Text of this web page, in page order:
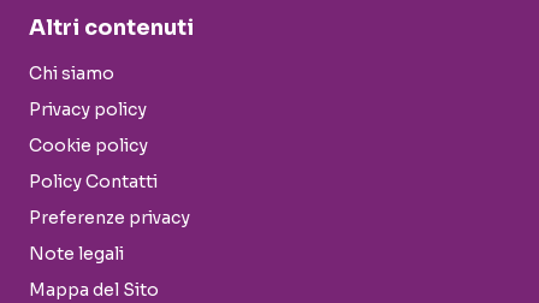
Altri contenuti
Chi siamo
Privacy policy
Cookie policy
Policy Contatti
Preferenze privacy
Note legali
Mappa del Sito